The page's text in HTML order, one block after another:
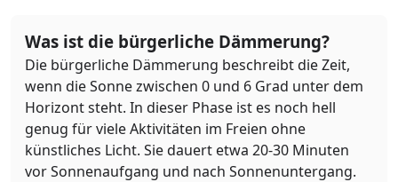
Was ist die bürgerliche Dämmerung?
Die bürgerliche Dämmerung beschreibt die Zeit,
wenn die Sonne zwischen 0 und 6 Grad unter dem
Horizont steht. In dieser Phase ist es noch hell
genug für viele Aktivitäten im Freien ohne
künstliches Licht. Sie dauert etwa 20-30 Minuten
vor Sonnenaufgang und nach Sonnenuntergang.